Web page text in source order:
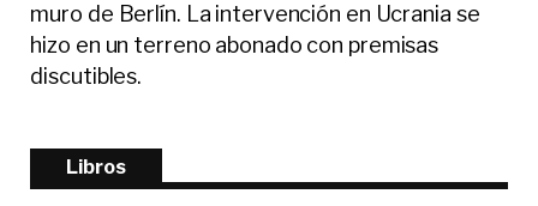
muro de Berlín. La intervención en Ucrania se
hizo en un terreno abonado con premisas
discutibles.
Libros